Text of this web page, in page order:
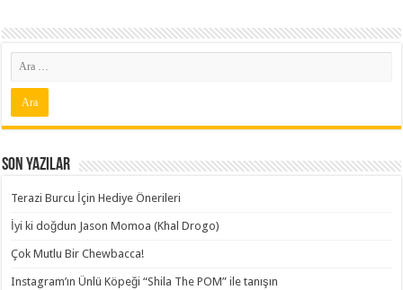
Son Yazılar
Terazi Burcu İçin Hediye Önerileri
İyi ki doğdun Jason Momoa (Khal Drogo)
Çok Mutlu Bir Chewbacca!
Instagram’ın Ünlü Köpeği “Shila The POM” ile tanışın